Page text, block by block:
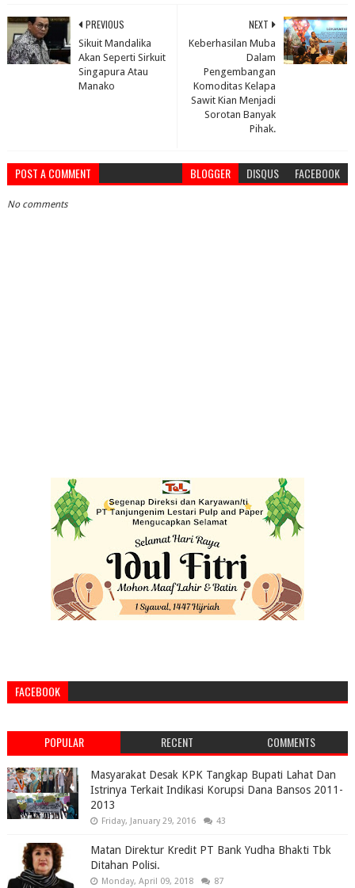
NEXT
Keberhasilan Muba
Dalam
Pengembangan
Komoditas Kelapa
Sawit Kian Menjadi
Sorotan Banyak
Pihak.
PREVIOUS
Sikuit Mandalika
Akan Seperti Sirkuit
Singapura Atau
Manako
POST A COMMENT BLOGGER DISQUS FACEBOOK
No comments
FACEBOOK
POPULAR RECENT COMMENTS
Masyarakat Desak KPK Tangkap Bupati Lahat Dan
Istrinya Terkait Indikasi Korupsi Dana Bansos 2011-
2013
Friday, January 29, 2016 43
Matan Direktur Kredit PT Bank Yudha Bhakti Tbk
Ditahan Polisi.
Monday, April 09, 2018 87